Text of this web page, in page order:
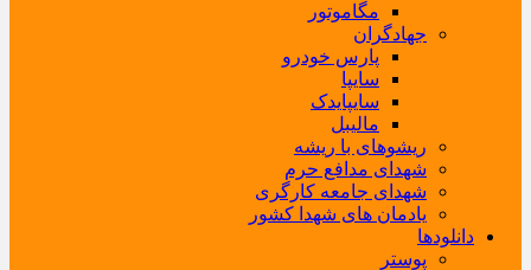
مگاموتور
جهادگران
پارس خودرو
سایپا
سایپایدک
مالیبل
ریشوهای با ریشه
شهدای مدافع حرم
شهدای جامعه کارگری
یادمان های شهدا کشور
دانلودها
پوستر